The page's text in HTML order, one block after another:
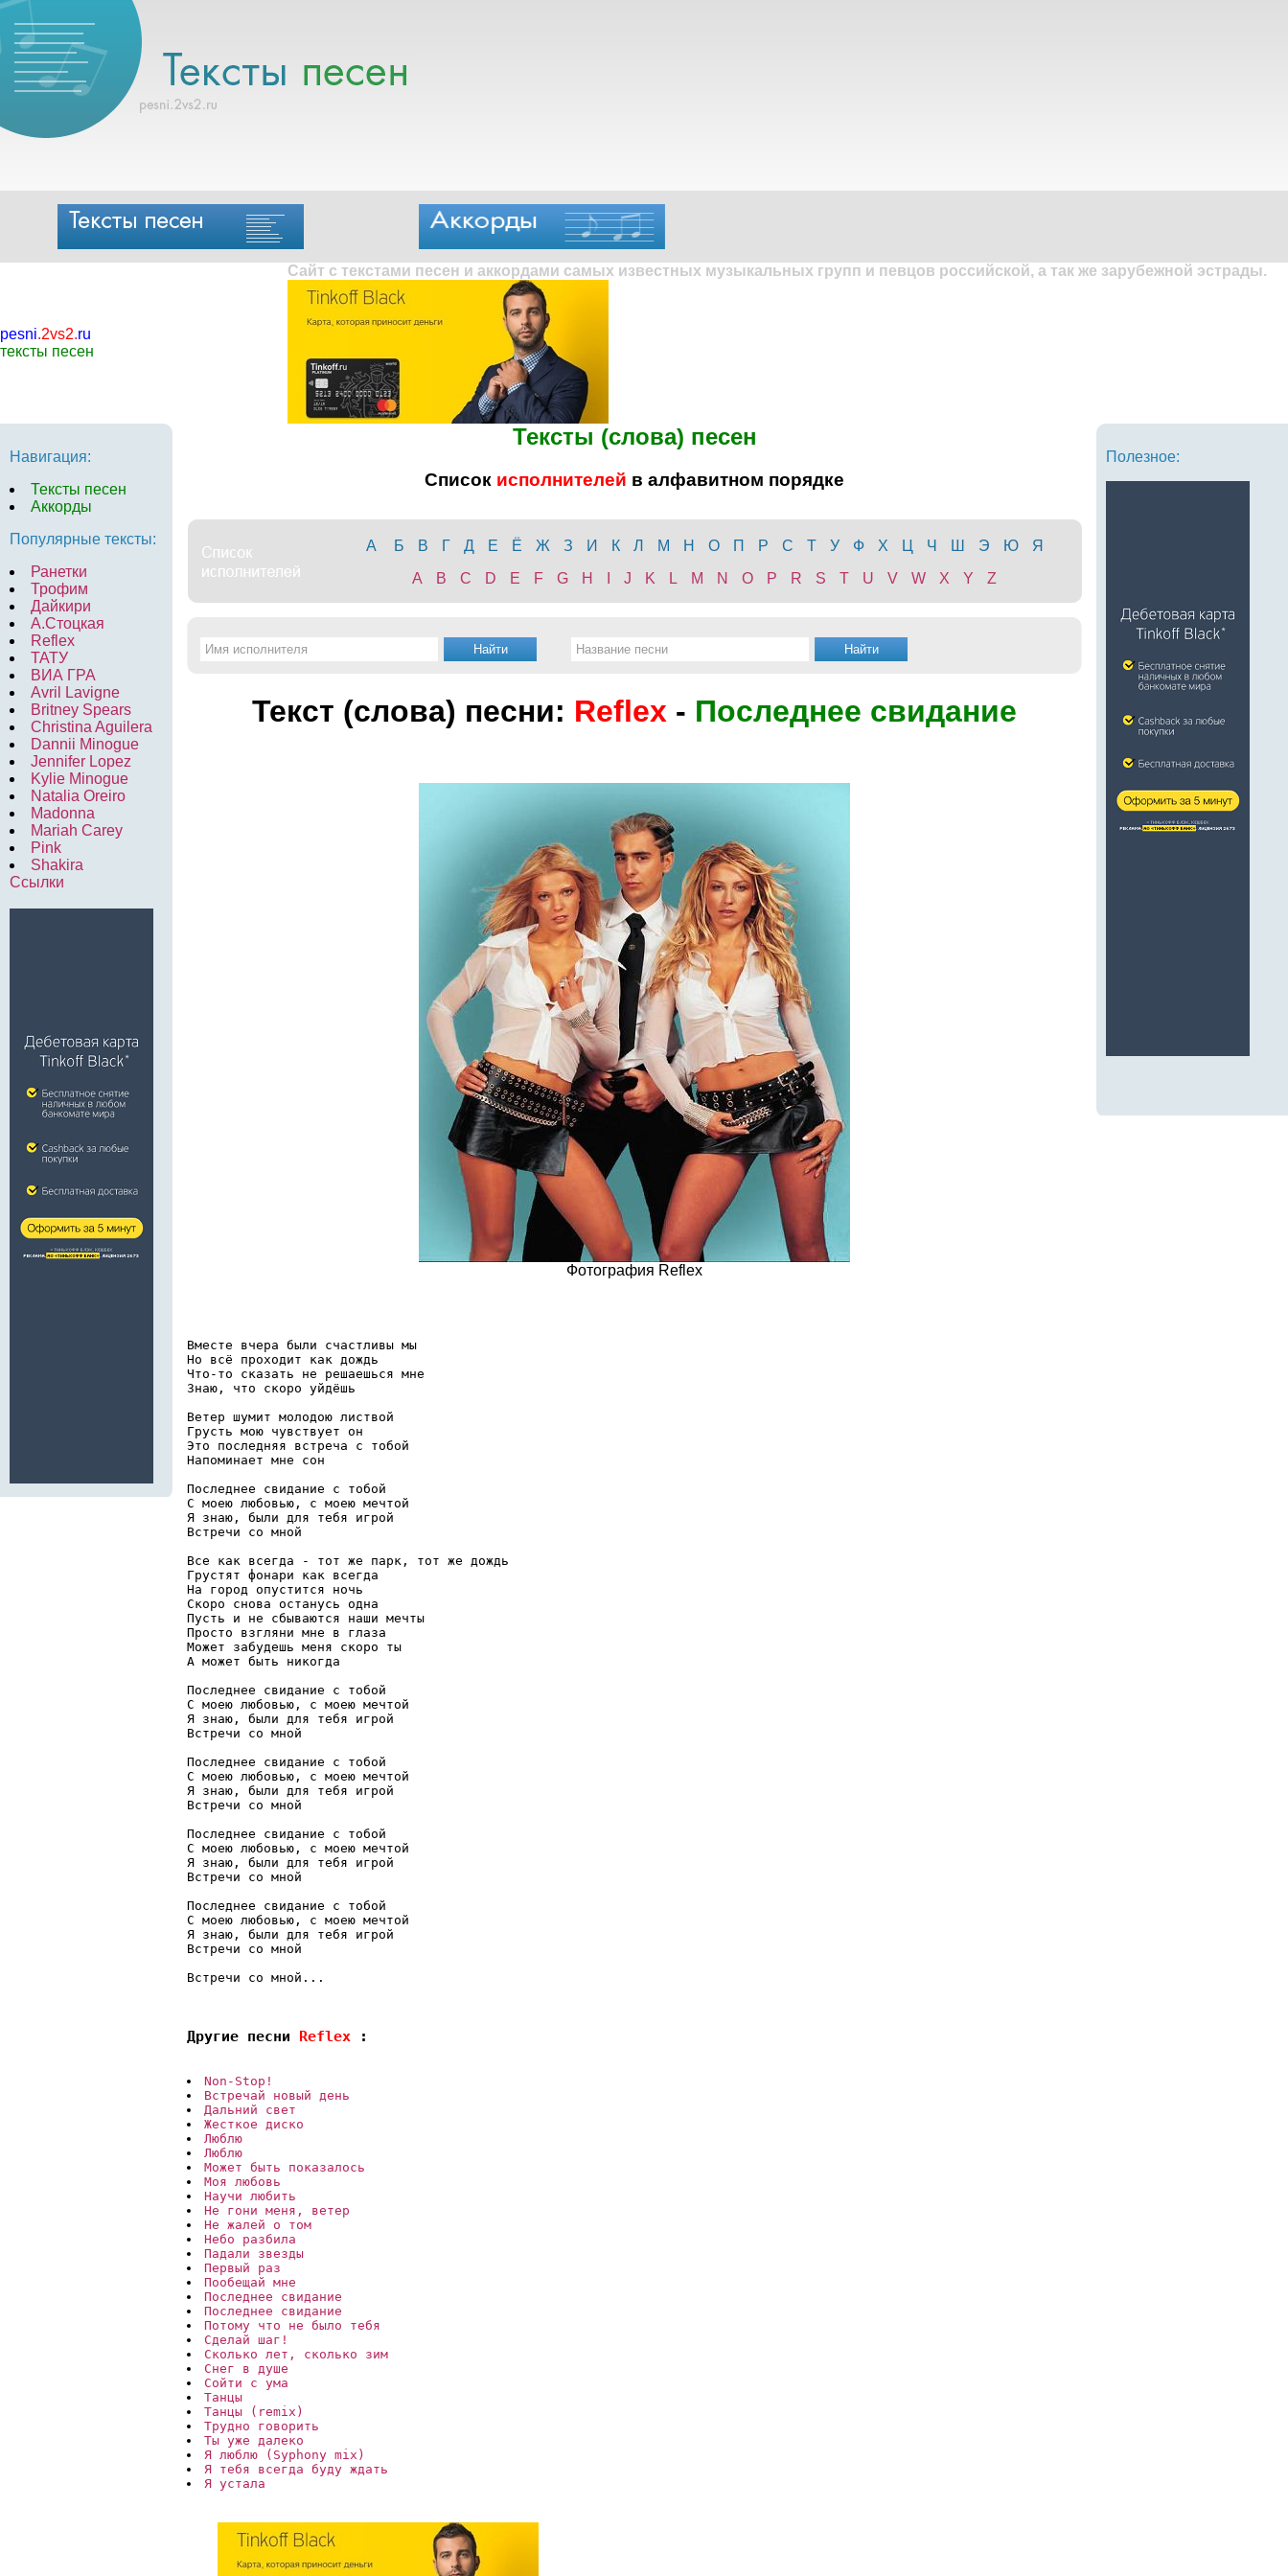
pesni.2vs2.ru
тексты песен
Сайт с текстами песен и аккордами самых известных музыкальных групп и певцов российской, а так же зарубежной эстрады.
Навигация:
Тексты песен
Аккорды
Популярные тексты:
Ранетки
Трофим
Дайкири
А.Стоцкая
Reflex
ТАТУ
ВИА ГРА
Avril Lavigne
Britney Spears
Christina Aguilera
Dannii Minogue
Jennifer Lopez
Kylie Minogue
Natalia Oreiro
Madonna
Mariah Carey
Pink
Shakira
Ссылки
Тексты (слова) песен
Список исполнителей в алфавитном порядке
А Б В Г Д Е Ё Ж З И К Л М Н О П Р С Т У Ф Х Ц Ч Ш Э Ю
Я
A
B C D E F G H J K L M N O P R S T U V W X Y Z
Текст (слова) песни: Reflex - Последнее свидание
Фотография Reflex
Вместе вчера были счастливы мы
Но всё проходит как дождь
Что-то сказать не решаешься мне
Знаю, что скоро уйдёшь
Ветер шумит молодою листвой
Грусть мою чувствует он
Это последняя встреча с тобой
Напоминает мне сон
Последнее свидание с тобой
С моею любовью, с моею мечтой
Я знаю, были для тебя игрой
Встречи со мной
Все как всегда - тот же парк, тот же дождь
Грустят фонари как всегда
На город опустится ночь
Скоро снова останусь одна
Пусть и не сбываются наши мечты
Просто взгляни мне в глаза
Может забудешь меня скоро ты
А может быть никогда
Последнее свидание с тобой
С моею любовью, с моею мечтой
Я знаю, были для тебя игрой
Встречи со мной
Последнее свидание с тобой
С моею любовью, с моею мечтой
Я знаю, были для тебя игрой
Встречи со мной
Последнее свидание с тобой
С моею любовью, с моею мечтой
Я знаю, были для тебя игрой
Встречи со мной
Последнее свидание с тобой
С моею любовью, с моею мечтой
Я знаю, были для тебя игрой
Встречи со мной
Встречи со мной...
Другие песни Reflex :
Non-Stop!
Встречай новый день
Дальний свет
Жесткое диско
Люблю
Люблю
Может быть показалось
Моя любовь
Научи любить
Не гони меня, ветер
Не жалей о том
Небо разбила
Падали звезды
Первый раз
Пообещай мне
Последнее свидание
Последнее свидание
Потому что не было тебя
Сделай шаг!
Сколько лет, сколько зим
Снег в душе
Сойти с ума
Танцы
Танцы (remix)
Трудно говорить
Ты уже далеко
Я люблю (Syphony mix)
Я тебя всегда буду ждать
Я устала
Полезное: